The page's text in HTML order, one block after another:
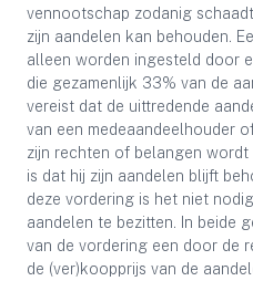
vennootschap zodanig
zijn aandelen kan behouden.
alleen worden ingesteld door
die gezamenlijk 33% van de
vereist dat de uittredende
van een medeaandeelhouder
zijn rechten of belangen
is dat hij zijn aandelen blijft
deze vordering is het niet
aandelen te bezitten. In beide
van de vordering een door de
de (ver)koopprijs van de